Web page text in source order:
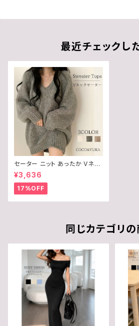
最近チェックし
セーター ニット あったか Vネッ
ク 長袖 ロング スリーブ ミニ ワ
ンピース セクシー ゆったり か
わいい レディース 秋 冬 B0CM
63LMNK
¥3,636
17%OFF
同じカテゴリ